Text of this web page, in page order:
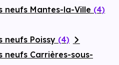
neufs Mantes-la-Ville (4)
neufs Poissy (4)
neufs Carrières-sous-